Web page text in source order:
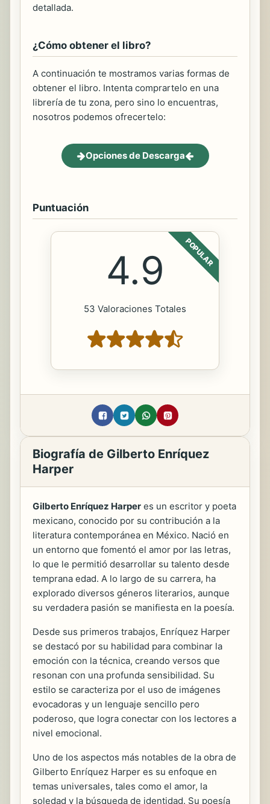
detallada.
¿Cómo obtener el libro?
A continuación te mostramos varias formas de
obtener el libro. Intenta comprartelo en una
librería de tu zona, pero sino lo encuentras,
nosotros podemos ofrecertelo:
Opciones de Descarga
Puntuación
POPULAR
4.9
53 Valoraciones Totales
Biografía de Gilberto Enríquez
Harper
Gilberto Enríquez Harper es un escritor y poeta
mexicano, conocido por su contribución a la
literatura contemporánea en México. Nació en
un entorno que fomentó el amor por las letras,
lo que le permitió desarrollar su talento desde
temprana edad. A lo largo de su carrera, ha
explorado diversos géneros literarios, aunque
su verdadera pasión se manifiesta en la poesía.
Desde sus primeros trabajos, Enríquez Harper
se destacó por su habilidad para combinar la
emoción con la técnica, creando versos que
resonan con una profunda sensibilidad. Su
estilo se caracteriza por el uso de imágenes
evocadoras y un lenguaje sencillo pero
poderoso, que logra conectar con los lectores a
nivel emocional.
Uno de los aspectos más notables de la obra de
Gilberto Enríquez Harper es su enfoque en
temas universales, tales como el amor, la
soledad y la búsqueda de identidad. Su poesía